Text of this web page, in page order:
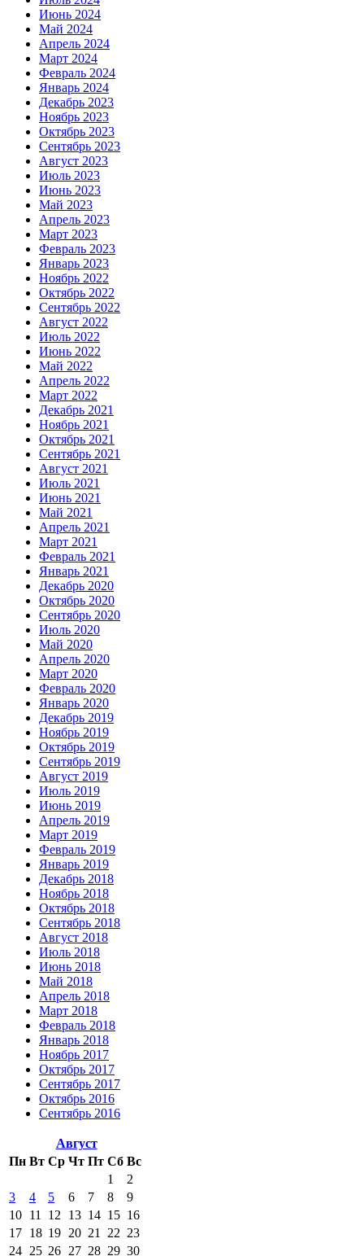
Июнь 2024
Май 2024
Апрель 2024
Март 2024
Февраль 2024
Январь 2024
Декабрь 2023
Ноябрь 2023
Октябрь 2023
Сентябрь 2023
Август 2023
Июль 2023
Июнь 2023
Май 2023
Апрель 2023
Март 2023
Февраль 2023
Январь 2023
Ноябрь 2022
Октябрь 2022
Сентябрь 2022
Август 2022
Июль 2022
Июнь 2022
Май 2022
Апрель 2022
Март 2022
Декабрь 2021
Ноябрь 2021
Октябрь 2021
Сентябрь 2021
Август 2021
Июль 2021
Июнь 2021
Май 2021
Апрель 2021
Март 2021
Февраль 2021
Январь 2021
Декабрь 2020
Октябрь 2020
Сентябрь 2020
Июль 2020
Май 2020
Апрель 2020
Март 2020
Февраль 2020
Январь 2020
Декабрь 2019
Ноябрь 2019
Октябрь 2019
Сентябрь 2019
Август 2019
Июль 2019
Июнь 2019
Апрель 2019
Март 2019
Февраль 2019
Январь 2019
Декабрь 2018
Ноябрь 2018
Октябрь 2018
Сентябрь 2018
Август 2018
Июль 2018
Июнь 2018
Май 2018
Апрель 2018
Март 2018
Февраль 2018
Январь 2018
Ноябрь 2017
Октябрь 2017
Сентябрь 2017
Октябрь 2016
Сентябрь 2016
Август
Пн Вт Ср Чт Пт Сб Вс
1
2
3
4 5 6 7 8
9
10 11 12 13 14 15 16
17 18 19 20 21 22 23
24 25 26 27 28 29 30